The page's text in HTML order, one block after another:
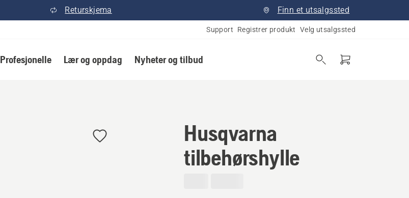
Returskjema Finn et utsalgssted
Support Registrer produkt Velg utsalgssted
Profesjonelle Lær og oppdag Nyheter og tilbud
Husqvarna
tilbehørshylle